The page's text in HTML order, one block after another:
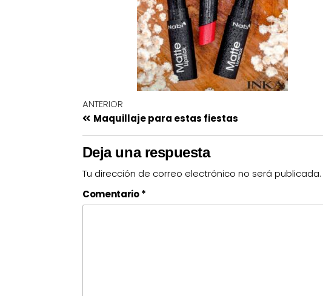
ANTERIOR
Maquillaje para estas fiestas
Deja una respuesta
Tu dirección de correo electrónico no será publicada.
Comentario*